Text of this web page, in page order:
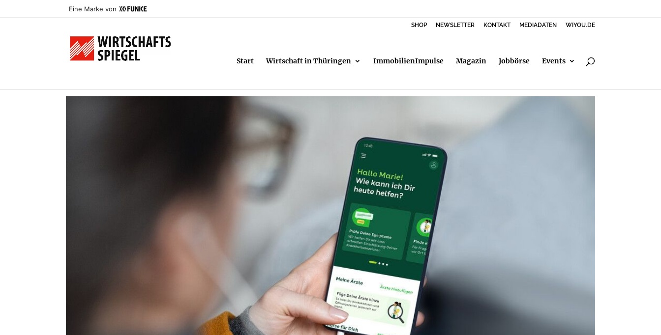
Eine Marke von
SHOP NEWSLETTER KONTAKT MEDIADATEN WIYOU.DE
Start Wirtschaft in Thüringen ImmobilienImpulse Magazin Jobbörse Events